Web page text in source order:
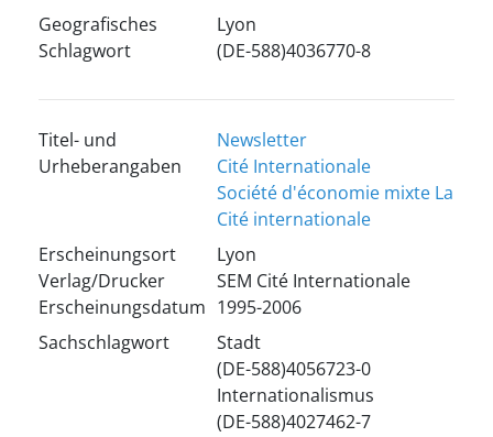
Geografisches
Schlagwort
Lyon
(DE-588)4036770-8
Titel- und
Urheberangaben
Newsletter
Cité Internationale
Société d'économie mixte La
Cité internationale
Erscheinungsort
Verlag/Drucker
Erscheinungsdatum
Lyon
SEM Cité Internationale
1995-2006
Sachschlagwort
Stadt
(DE-588)4056723-0
Internationalismus
(DE-588)4027462-7